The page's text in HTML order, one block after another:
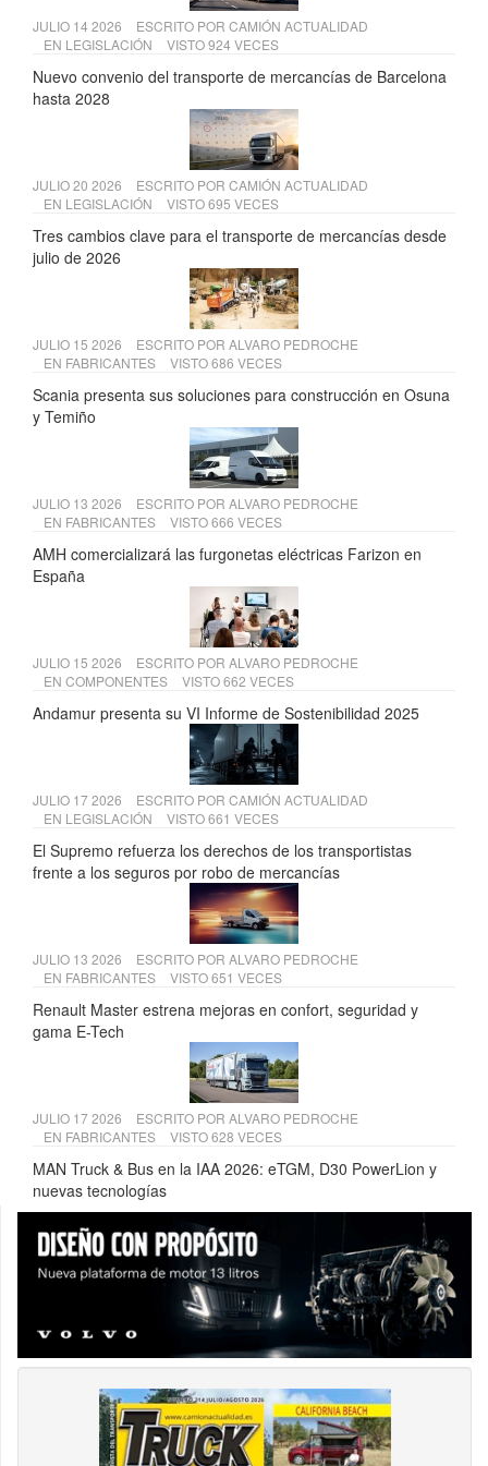
JULIO 14 2026 ESCRITO POR CAMIÓN ACTUALIDAD
EN LEGISLACIÓN VISTO 924 VECES
Nuevo convenio del transporte de mercancías de Barcelona
hasta 2028
JULIO 20 2026 ESCRITO POR CAMIÓN ACTUALIDAD
EN LEGISLACIÓN VISTO 695 VECES
Tres cambios clave para el transporte de mercancías desde
julio de 2026
JULIO 15 2026 ESCRITO POR ALVARO PEDROCHE
EN FABRICANTES VISTO 686 VECES
Scania presenta sus soluciones para construcción en Osuna
y Temiño
JULIO 13 2026 ESCRITO POR ALVARO PEDROCHE
EN FABRICANTES VISTO 666 VECES
AMH comercializará las furgonetas eléctricas Farizon en
España
JULIO 15 2026 ESCRITO POR ALVARO PEDROCHE
EN COMPONENTES VISTO 662 VECES
Andamur presenta su VI Informe de Sostenibilidad 2025
JULIO 17 2026 ESCRITO POR CAMIÓN ACTUALIDAD
EN LEGISLACIÓN VISTO 661 VECES
El Supremo refuerza los derechos de los transportistas
frente a los seguros por robo de mercancías
JULIO 13 2026 ESCRITO POR ALVARO PEDROCHE
EN FABRICANTES VISTO 651 VECES
Renault Master estrena mejoras en confort, seguridad y
gama E-Tech
JULIO 17 2026 ESCRITO POR ALVARO PEDROCHE
EN FABRICANTES VISTO 628 VECES
MAN Truck & Bus en la IAA 2026: eTGM, D30 PowerLion y
nuevas tecnologías